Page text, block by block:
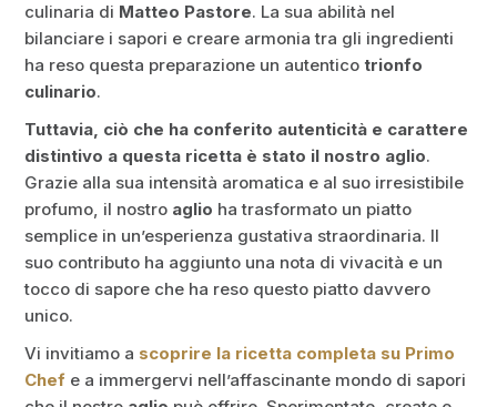
culinaria di Matteo Pastore. La sua abilità nel
bilanciare i sapori e creare armonia tra gli ingredienti
ha reso questa preparazione un autenticotrionfo
culinario.
Tuttavia, ciò che ha conferito autenticità e carattere
distintivo a questa ricetta è stato il nostro aglio.
Grazie alla sua intensità aromatica e al suo irresistibile
profumo, il nostro aglio ha trasformato un piatto
semplice in un’esperienza gustativa straordinaria. Il
suo contributo ha aggiunto una nota di vivacità e un
tocco di sapore che ha reso questo piatto davvero
unico.
Vi invitiamo a scoprire la ricetta completa su Primo
Chef e a immergervi nell’affascinante mondo di sapori